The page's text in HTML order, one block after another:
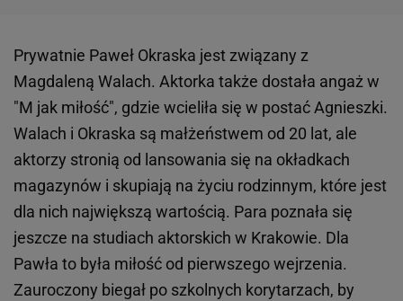
Prywatnie Paweł Okraska jest związany z
Magdaleną Walach. Aktorka także dostała angaż w
"M jak miłość", gdzie wcieliła się w postać Agnieszki.
Walach i Okraska są małżeństwem od 20 lat, ale
aktorzy stronią od lansowania się na okładkach
magazynów i skupiają na życiu rodzinnym, które jest
dla nich największą wartością. Para poznała się
jeszcze na studiach aktorskich w Krakowie. Dla
Pawła to była miłość od pierwszego wejrzenia.
Zauroczony biegał po szkolnych korytarzach, by